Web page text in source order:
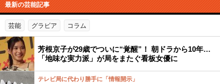
最新の芸能記事
芸能 グラビア コラム
芳根京子が29歳でついに“覚醒”！ 朝ドラから10年…
「地味な実力派」が局をまたぐ看板女優に
テレビ局に代わり勝手に「情報開示」